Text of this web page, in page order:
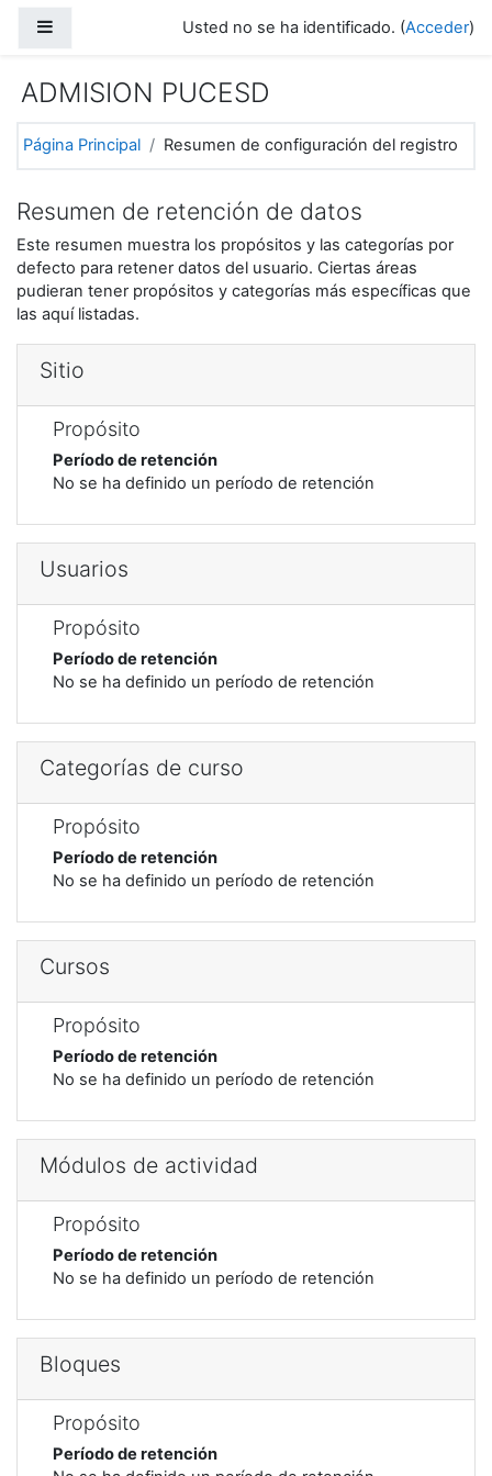
Usted no se ha identificado. (Acceder)
ADMISION PUCESD
Página Principal Resumen de configuración del registro
Resumen de retención de datos
Este resumen muestra los propósitos y las categorías por
defecto para retener datos del usuario. Ciertas áreas
pudieran tener propósitos y categorías más específicas que
las aquí listadas.
Sitio
Propósito
Período de retención
No se ha definido un período de retención
Usuarios
Propósito
Período de retención
No se ha definido un período de retención
Categorías de curso
Propósito
Período de retención
No se ha definido un período de retención
Cursos
Propósito
Período de retención
No se ha definido un período de retención
Módulos de actividad
Propósito
Período de retención
No se ha definido un período de retención
Bloques
Propósito
Período de retención